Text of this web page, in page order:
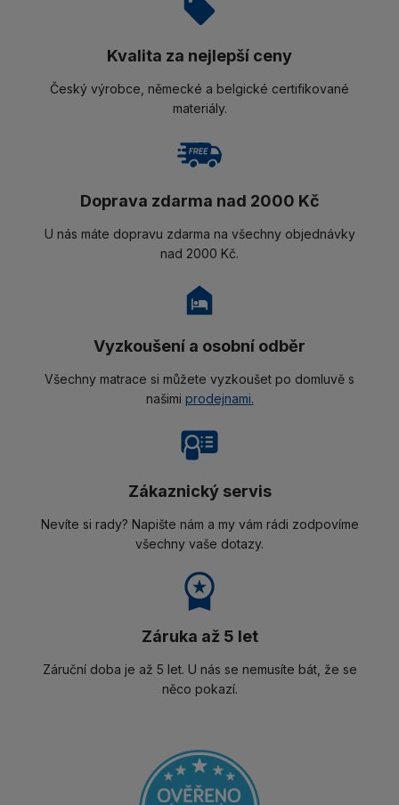
Kvalita za nejlepší ceny
Český výrobce, německé a belgické certifikované
materiály.
Doprava zdarma nad 2000 Kč
U nás máte dopravu zdarma na všechny objednávky
nad 2000 Kč.
Vyzkoušení a osobní odběr
Všechny matrace si můžete vyzkoušet po domluvě s
našimi prodejnami.
Zákaznický servis
Nevíte si rady? Napište nám a my vám rádi zodpovíme
všechny vaše dotazy.
Záruka až 5 let
Záruční doba je až 5 let. U nás se nemusíte bát, že se
něco pokazí.